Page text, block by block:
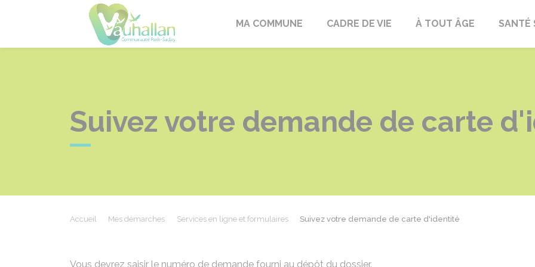
VauhallanMA COMMUNE CADRE DE VIE À TOUT ÂGE SANTÉ
Suivez votre demande de carte
Accueil Mes démarches Services en ligne et formulaires Suivez votre demande de carte d'identité
Vous devrez saisir le numéro de demande fourni au dépôt du dossier.